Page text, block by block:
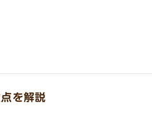
を解説